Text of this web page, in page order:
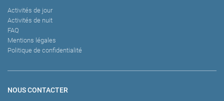
NOUS CONTACTER
Activités de jour
Activités de nuit
FAQ
Mentions légales
Politique de confidentialité